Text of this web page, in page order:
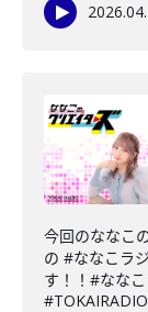
今回のななこ
の #ななこラ
す！！#なな